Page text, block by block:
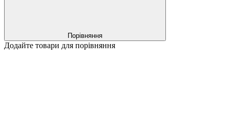
Порівняння
Додайте товари для порівняння